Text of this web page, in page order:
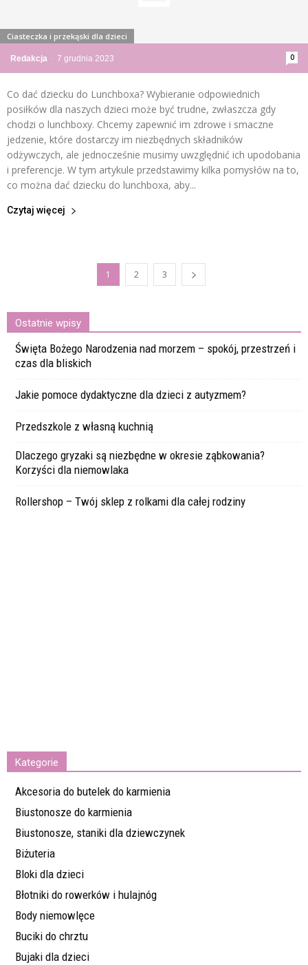
Redakcja - 7 grudnia 2023 0
Ciasteczka i przekąski dla dzieci
Co dać dziecku do Lunchboxa? Wybieranie odpowiednich
posiłków dla naszych dzieci może być trudne, zwłaszcza gdy
chodzi o lunchboxy. Chcemy zapewnić im zdrowe i smaczne
jedzenie, które dostarczy im niezbędnych składników
odżywczych, ale jednocześnie musimy uwzględnić ich upodobania
i preferencje. W tym artykule przedstawimy kilka pomysłów na to,
co można dać dziecku do lunchboxa, aby...
Czytaj więcej
1 2 3
Ostatnie wpisy
Święta Bożego Narodzenia nad morzem – spokój, przestrzeń i
czas dla bliskich
Jakie pomoce dydaktyczne dla dzieci z autyzmem?
Przedszkole z własną kuchnią
Dlaczego gryzaki są niezbędne w okresie ząbkowania?
Korzyści dla niemowlaka
Rollershop – Twój sklep z rolkami dla całej rodziny
Kategorie
Akcesoria do butelek do karmienia
Biustonosze do karmienia
Biustonosze, staniki dla dziewczynek
Biżuteria
Bloki dla dzieci
Błotniki do rowerków i hulajnóg
Body niemowlęce
Buciki do chrztu
Bujaki dla dzieci